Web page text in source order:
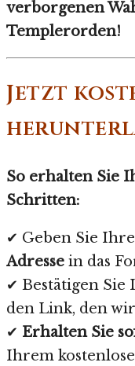
verborgenen
Templerorden!
Jetzt
So erhalten Sie
Schritten:
✔ Geben Sie
Adresse in das
✔ Bestätigen Sie
den Link, den
✔ Erhalten Sie
Ihrem